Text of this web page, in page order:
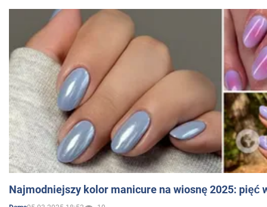
Najmodniejszy kolor manicure na wiosnę 2025: pięć